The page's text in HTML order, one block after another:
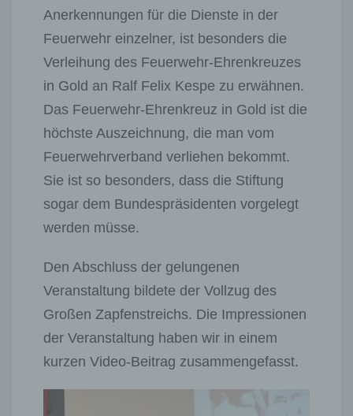
Anerkennungen für die Dienste in der
Feuerwehr einzelner, ist besonders die
Verleihung des Feuerwehr-Ehrenkreuzes
in Gold an Ralf Felix Kespe zu erwähnen.
Das Feuerwehr-Ehrenkreuz in Gold ist die
höchste Auszeichnung, die man vom
Feuerwehrverband verliehen bekommt.
Sie ist so besonders, dass die Stiftung
sogar dem Bundespräsidenten vorgelegt
werden müsse.
Den Abschluss der gelungenen
Veranstaltung bildete der Vollzug des
Großen Zapfenstreichs. Die Impressionen
der Veranstaltung haben wir in einem
kurzen Video-Beitrag zusammengefasst.